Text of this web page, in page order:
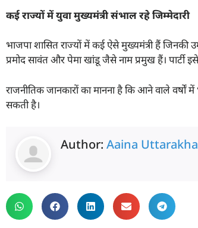
कई राज्यों में युवा मुख्यमंत्री संभाल रहे जिम्मेदारी
भाजपा शासित राज्यों में कई ऐसे मुख्यमंत्री हैं जिनकी
प्रमोद सावंत और पेमा खांडू जैसे नाम प्रमुख हैं।
राजनीतिक जानकारों का मानना है कि आने वाले वर्षों
सकती है।
Author: Aaina